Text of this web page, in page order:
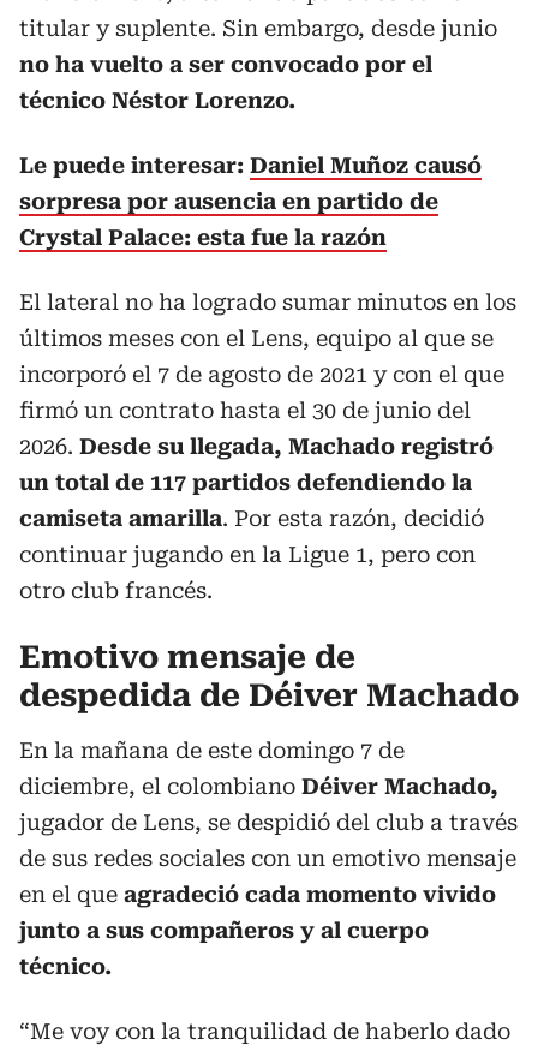
titular y suplente. Sin embargo, desde junio
no ha vuelto a ser convocado por el
técnico Néstor Lorenzo.
Le puede interesar: Daniel Muñoz causó
sorpresa por ausencia en partido de
Crystal Palace: esta fue la razón
El lateral no ha logrado sumar minutos en los
últimos meses con el Lens, equipo al que se
incorporó el 7 de agosto de 2021 y con el que
firmó un contrato hasta el 30 de junio del
2026. Desde su llegada, Machado registró
un total de 117 partidos defendiendo la
camiseta amarilla. Por esta razón, decidió
continuar jugando en la Ligue 1, pero con
otro club francés.
Emotivo mensaje de
despedida de Déiver Machado
En la mañana de este domingo 7 de
diciembre, el colombiano Déiver Machado,
jugador de Lens, se despidió del club a través
de sus redes sociales con un emotivo mensaje
en el que agradeció cada momento vivido
junto a sus compañeros y al cuerpo
técnico.
“Me voy con la tranquilidad de haberlo dado